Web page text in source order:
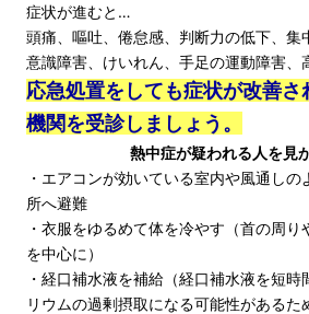
症状が進むと…
頭痛、嘔吐、倦怠感、判断力の低下、集
意識障害、けいれん、手足の運動障害、
応急処置をしても症状が改善
機関を受診しましょう。
熱中症が疑われる人を見
・エアコンが効いている室内や風通し
所へ避難
・衣服をゆるめて体を冷やす（首の周
を中心に）
・経口補水液を補給 （経口補水液を短
リウムの過剰摂取になる可能性があるた